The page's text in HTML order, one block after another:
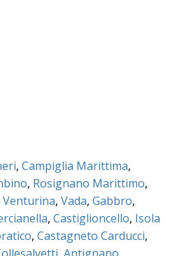
, Campiglia Marittima,
, Rosignano Marittimo,
Venturina, Vada, Gabbro,
, Castiglioncello, Isola
, Castagneto Carducci,